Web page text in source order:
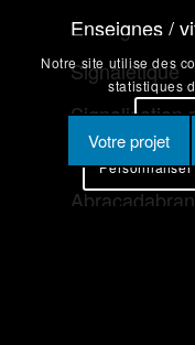
Votre projet
Enseignes /
Signalétique
Signalisation
Textile
Notre site utilise des
statistiques
En